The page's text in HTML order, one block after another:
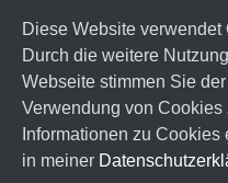
Zum Inhalt springen
Diese Website verwendet
Durch die weitere
Webseite stimmen Sie der
Verwendung von Cookies
Informationen zu Cookies
in meiner